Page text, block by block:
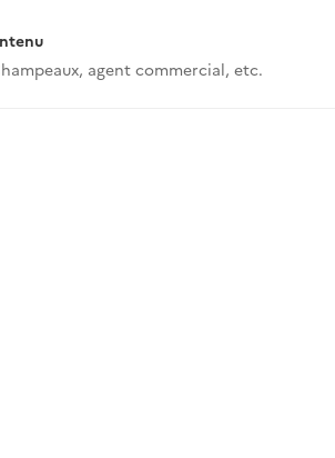
agent commercial, etc.